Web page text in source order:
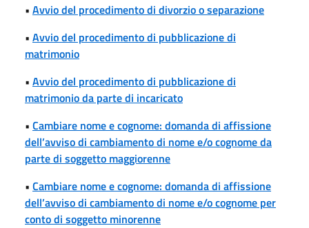
• Avvio del procedimento di divorzio o separazione
• Avvio del procedimento di pubblicazione di
matrimonio
• Avvio del procedimento di pubblicazione di
matrimonio da parte di incaricato
• Cambiare nome e cognome: domanda di affissione
dell’avviso di cambiamento di nome e/o cognome da
parte di soggetto maggiorenne
• Cambiare nome e cognome: domanda di affissione
dell’avviso di cambiamento di nome e/o cognome per
conto di soggetto minorenne